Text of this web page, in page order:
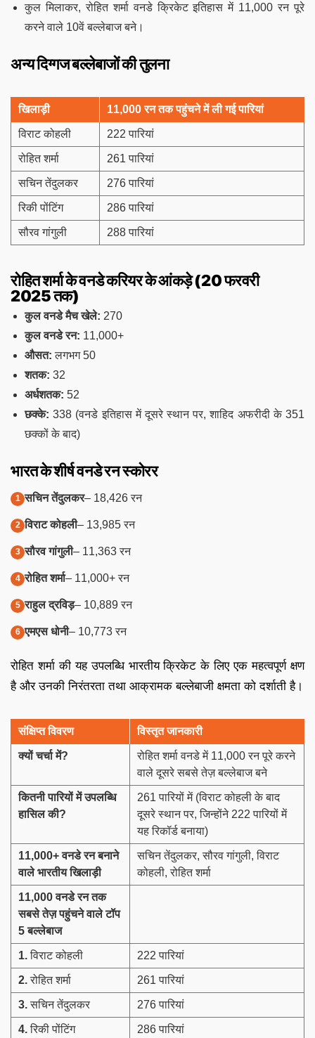
कुल मिलाकर, रोहित शर्मा वनडे क्रिकेट इतिहास में 11,000 रन पूरे
करने वाले 10वें बल्लेबाज बने।
अन्य दिग्गज बल्लेबाजों की तुलना
खिलाड़ी 11,000 रन तक पहुंचने में ली गई पारियां
विराट कोहली 222 पारियां
रोहित शर्मा 261 पारियां
सचिन तेंदुलकर 276 पारियां
रिकी पोंटिंग 286 पारियां
सौरव गांगुली 288 पारियां
रोहित शर्मा के वनडे करियर के आंकड़े (20 फरवरी
2025 तक)
कुल वनडे मैच खेले: 270
कुल वनडे रन: 11,000+
औसत: लगभग 50
शतक: 32
अर्धशतक: 52
छक्के: 338 (वनडे इतिहास में दूसरे स्थान पर, शाहिद अफरीदी के 351
छक्कों के बाद)
भारत के शीर्ष वनडे रन स्कोरर
सचिन तेंदुलकर– 18,426 रन
विराट कोहली– 13,985 रन
सौरव गांगुली– 11,363 रन
रोहित शर्मा– 11,000+ रन
राहुल द्रविड़– 10,889 रन
एमएस धोनी– 10,773 रन
रोहित शर्मा की यह उपलब्धि भारतीय क्रिकेट के लिए एक महत्वपूर्ण क्षण
है और उनकी निरंतरता तथा आक्रामक बल्लेबाजी क्षमता को दर्शाती है।
संक्षिप्त विवरण विस्तृत जानकारी
क्यों चर्चा में?
रोहित शर्मा वनडे में 11,000 रन पूरे करने
वाले दूसरे सबसे तेज़ बल्लेबाज बने
कितनी पारियों में उपलब्धि
हासिल की?
261 पारियों में (विराट कोहली के बाद
दूसरे स्थान पर, जिन्होंने 222 पारियों में
यह रिकॉर्ड बनाया)
11,000+वनडे रन बनाने
वाले भारतीय खिलाड़ी
सचिन तेंदुलकर, सौरव गांगुली, विराट
कोहली, रोहित शर्मा
11,000वनडे रन तक
सबसे तेज़ पहुंचने वाले टॉप
5बल्लेबाज
1.विराट कोहली 222 पारियां
2.रोहित शर्मा 261 पारियां
3.सचिन तेंदुलकर 276 पारियां
4.रिकी पोंटिंग 286 पारियां